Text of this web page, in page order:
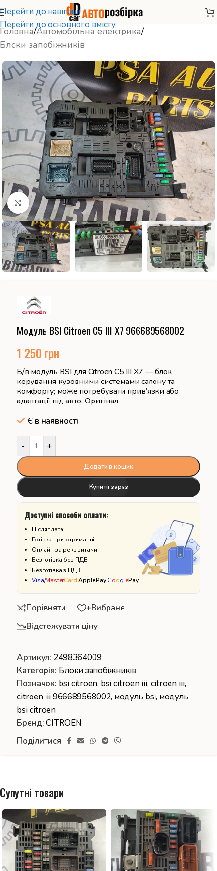
Перейти до навігації
Перейти до основного вмісту
Головна/Автомобільна електрика/
Блоки запобіжників
Натисніть, щоб збільшити
Модуль BSI Citroen C5 III X7 966689568002
1 250 грн
Б/в модуль BSI для Citroen C5 III X7 — блок
керування кузовними системами салону та
комфорту; може потребувати прив’язки або
адаптації під авто. Оригінал.
Є в наявності
- +
Додати в кошик
Купити зараз
Доступні способи оплати:
Післяплата
Готівка при отриманні
Онлайн за реквізитами
Безготівка без ПДВ
Безготівка з ПДВ
Visa/MasterCard ApplePay GooglePay
Порівняти
+Вибране
Відстежувати ціну
Артикул: 2498364009
Категорія: Блоки запобіжників
Позначок: bsi citroen, bsi citroen iii, citroen iii,
citroen iii 966689568002, модуль bsi, модуль
bsi citroen
Бренд: CITROEN
Поділитися:
Супутні товари